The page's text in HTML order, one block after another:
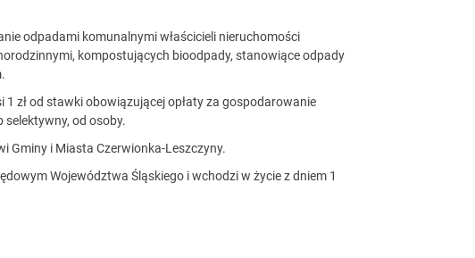
odpadami komunalnymi właścicieli nieruchomości
kompostujących bioodpady, stanowiące odpady
zł od stawki obowiązującej opłaty za gospodarowanie
od osoby.
Gminy i Miasta Czerwionka-Leszczyny.
Województwa Śląskiego i wchodzi w życie z dniem 1